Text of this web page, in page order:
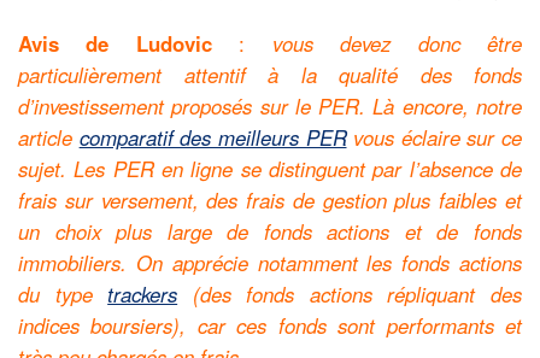
Avis de Ludovic: vous devez donc être
particulièrement attentif à la qualité des fonds
d’investissement proposés sur le PER. Là encore, notre
article comparatif des meilleurs PERvous éclaire sur ce
sujet. Les PER en ligne se distinguent par l’absence de
frais sur versement, des frais de gestion plus faibles et
un choix plus large de fonds actions et de fonds
immobiliers. On apprécie notamment les fonds actions
du typetrackers (des fonds actions répliquant des
indices boursiers), car ces fonds sont performants et